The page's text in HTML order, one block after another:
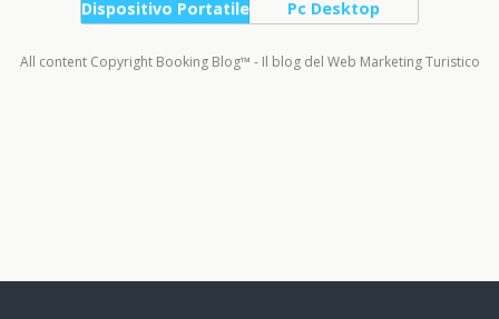
Dispositivo Portatile Pc Desktop
All content Copyright Booking Blog™ - Il blog del Web Marketing Turistico